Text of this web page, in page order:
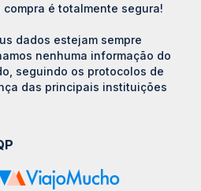
compra é totalmente segura!
dados estejam sempre
nenhuma informação do
seguindo os protocolos de
das principais instituições